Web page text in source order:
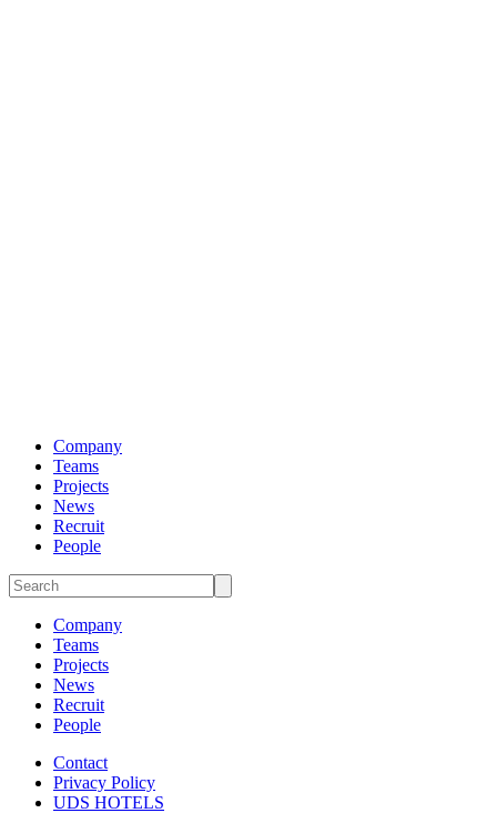
Company
Teams
Projects
News
Recruit
People
Company
Teams
Projects
News
Recruit
People
Contact
Privacy Policy
UDS HOTELS